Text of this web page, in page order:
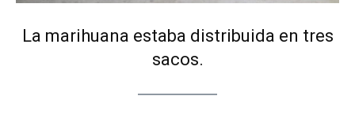
La marihuana estaba distribuida en tres
sacos.